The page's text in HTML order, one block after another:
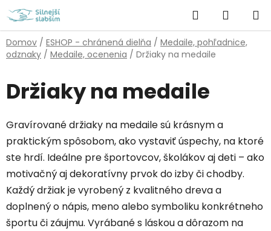
Prejsť
na
obsah
Hľadať
KOŠÍK
Domov / ESHOP - chránená dielňa / Medaile, pohľadnice,
odznaky / Medaile, ocenenia / Držiaky na medaile
Držiaky na medaile
Gravírované držiaky na medaile sú krásnym a
praktickým spôsobom, ako vystaviť úspechy, na ktoré
ste hrdí. Ideálne pre športovcov, školákov aj deti – ako
motivačný aj dekoratívny prvok do izby či chodby.
Každý držiak je vyrobený z kvalitného dreva a
doplnený o nápis, meno alebo symboliku konkrétneho
športu či záujmu. Vyrábané s láskou a dôrazom na